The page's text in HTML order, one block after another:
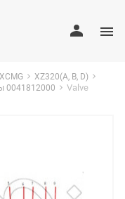
XCMG
XZ320(A, B, D)
0041812000
Valve